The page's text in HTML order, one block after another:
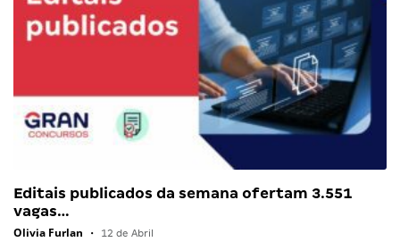
Editais publicados da semana ofertam 3.551
vagas…
Olivia Furlan • 12 de Abril